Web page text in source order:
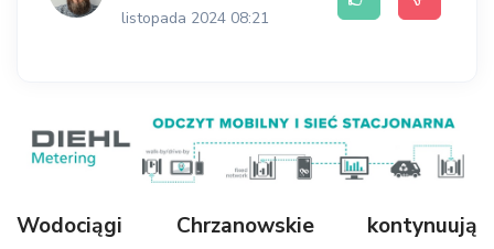
listopada 2024 08:21
Wodociągi Chrzanowskie kontynuują